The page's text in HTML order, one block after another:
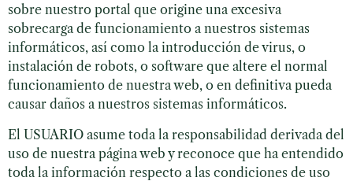
sobre nuestro portal que origine una excesiva
sobrecarga de funcionamiento a nuestros sistemas
informáticos, así como la introducción de virus, o
instalación de robots, o software que altere el normal
funcionamiento de nuestra web, o en definitiva pueda
causar daños a nuestros sistemas informáticos.
El USUARIO asume toda la responsabilidad derivada del
uso de nuestra página web y reconoce que ha entendido
toda la información respecto a las condiciones de uso